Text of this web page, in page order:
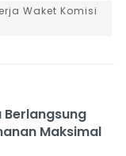
Waket Komisi
Berlangsung
Maksimal